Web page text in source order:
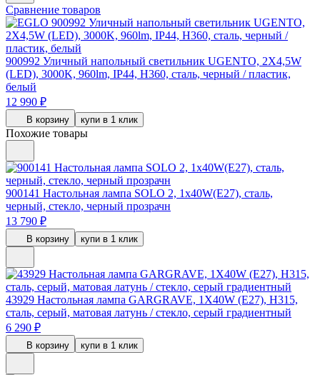
Сравнение товаров
900992 Уличный напольный светильник UGENTO, 2X4,5W
(LED), 3000K, 960lm, IP44, H360, сталь, черный / пластик,
белый
12 990 ₽
В корзину купи в 1 клик
Похожие товары
900141 Настольная лампа SOLO 2, 1x40W(E27), сталь,
черный, стекло, черный прозрачн
13 790 ₽
В корзину купи в 1 клик
43929 Настольная лампа GARGRAVE, 1X40W (E27), H315,
сталь, серый, матовая латунь / стекло, серый градиентный
6 290 ₽
В корзину купи в 1 клик